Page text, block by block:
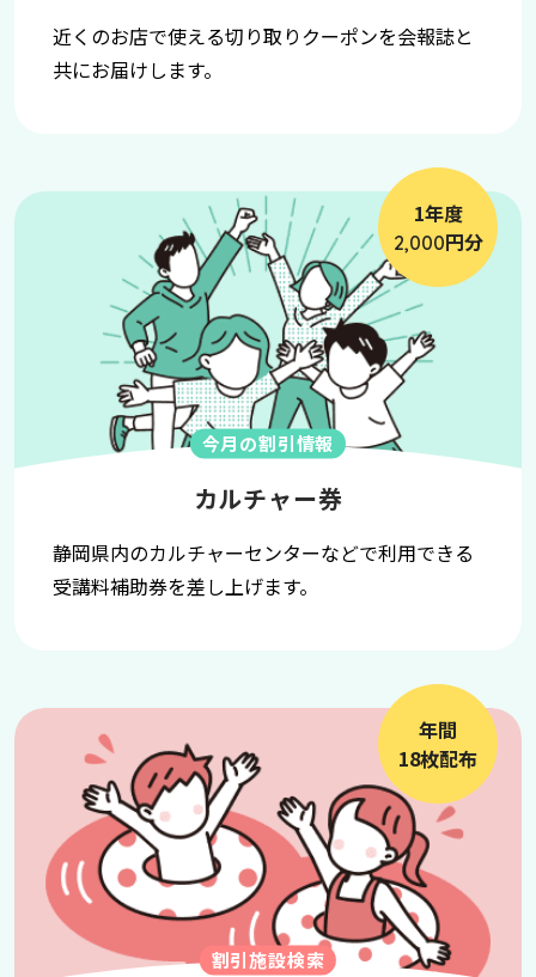
近くのお店で使える切り取りクーポンを会報誌と
共にお届けします。
1年度
2,000円分
今月の割引情報
カルチャー券
静岡県内のカルチャーセンターなどで利用できる
受講料補助券を差し上げます。
年間
18枚配布
割引施設検索